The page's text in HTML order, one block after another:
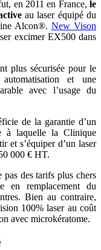
en 2011 en France, le
au laser équipé du
Alcon®.New Vison
excimer EX500 dans
plus sécurisée pour le
et une
avec l’usage du
de la garantie d’un
à laquelle la Clinique
et s’équiper d’un laser
000 € HT.
pas des tarifs plus chers
en remplacement du
Bien au contraire,
100% laser au coût
avec microkératome.